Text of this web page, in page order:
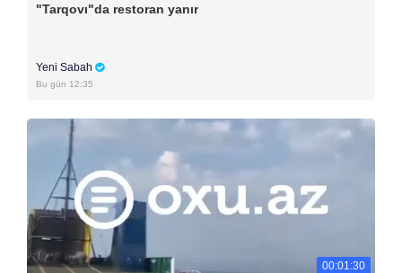
"Tarqovı"da restoran yanır
Yeni Sabah
Bu gün 12:35
00:01:30